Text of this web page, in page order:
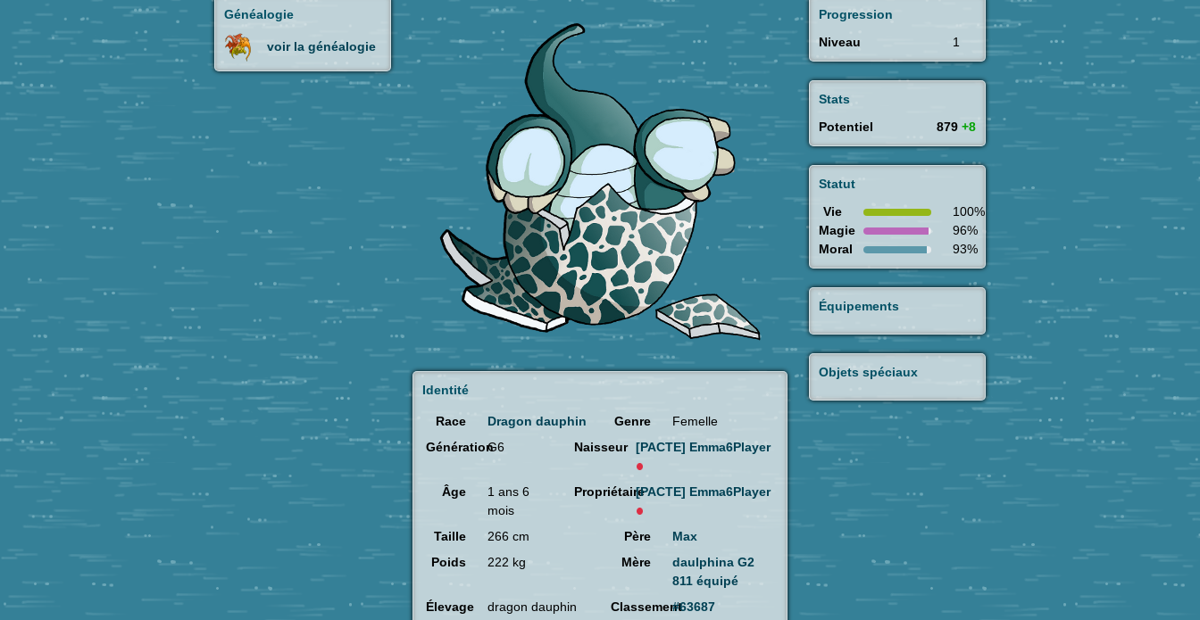
Généalogie
voir la généalogie
Identité
Race Dragon dauphin Genre
Femelle
GénérationG6 Naisseur [PACTE] Emma6Player
Âge
1 ans 6
mois
Propriétaire[PACTE] Emma6Player
Taille 266 cm Père
Max
Poids
222 kg Mère
daulphina G2
811 équipé
Élevage
dragon dauphin Classement#63687
Progression
Niveau
1
Stats
Potentiel
879 +8
Statut
Vie
100%
Magie
96%
Moral
93%
Équipements
Objets spéciaux